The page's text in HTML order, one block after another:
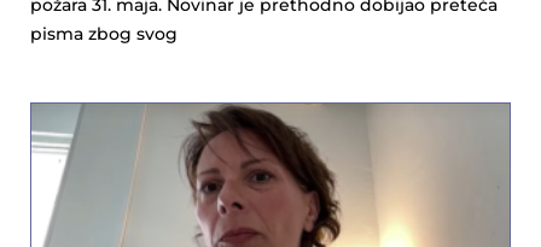
požara 31. maja. Novinar je prethodno dobijao preteća
pisma zbog svog